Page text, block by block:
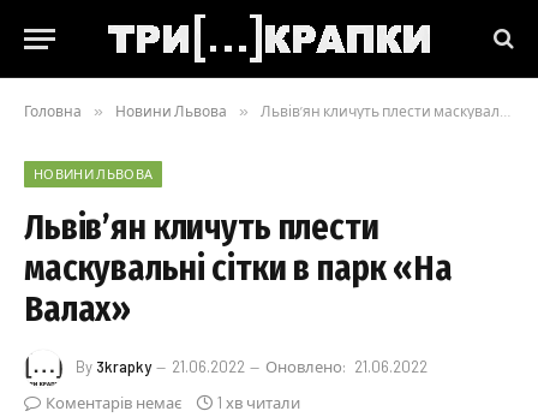
Головна » Новини Львова » Львів’ян кличуть плести маскувальні сітки в парк «На Валах»
НОВИНИ ЛЬВОВА
Львів’ян кличуть плести
маскувальні сітки в парк «На
Валах»
By 3krapky 21.06.2022 Оновлено: 21.06.2022
Коментарів немає
1 хв читали